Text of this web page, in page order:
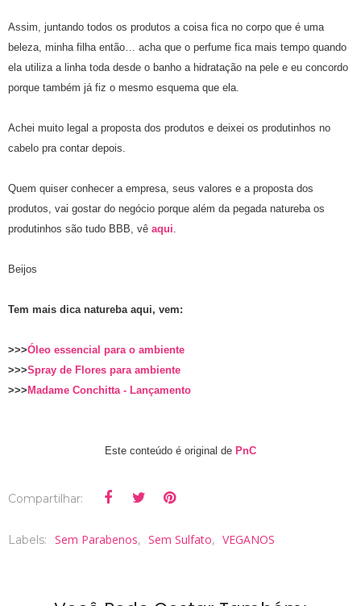
Assim, juntando todos os produtos a coisa fica no corpo que é uma
beleza, minha filha então… acha que o perfume fica mais tempo quando
ela utiliza a linha toda desde o banho a hidratação na pele e eu concordo
porque também já fiz o mesmo esquema que ela.
Achei muito legal a proposta dos produtos e deixei os produtinhos no
cabelo pra contar depois.
Quem quiser conhecer a empresa, seus valores e a proposta dos
produtos, vai gostar do negócio porque além da pegada natureba os
produtinhos são tudo BBB, vê aqui
Beijos
Tem mais dica natureba aqui, vem:
>>>Óleo essencial para o ambiente
>>>Spray de Flores para ambiente
>>>Madame Conchitta - Lançamento
Este conteúdo é original de PnC
Compartilhar:
Labels: Sem Parabenos, Sem Sulfato, VEGANOS